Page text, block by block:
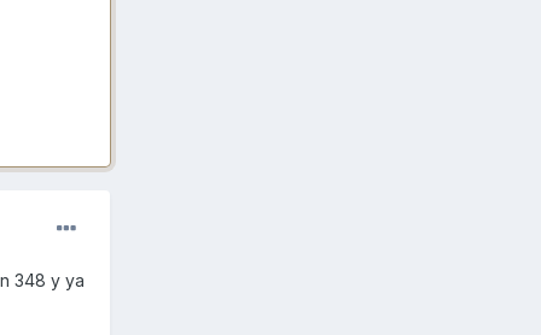
348 y ya